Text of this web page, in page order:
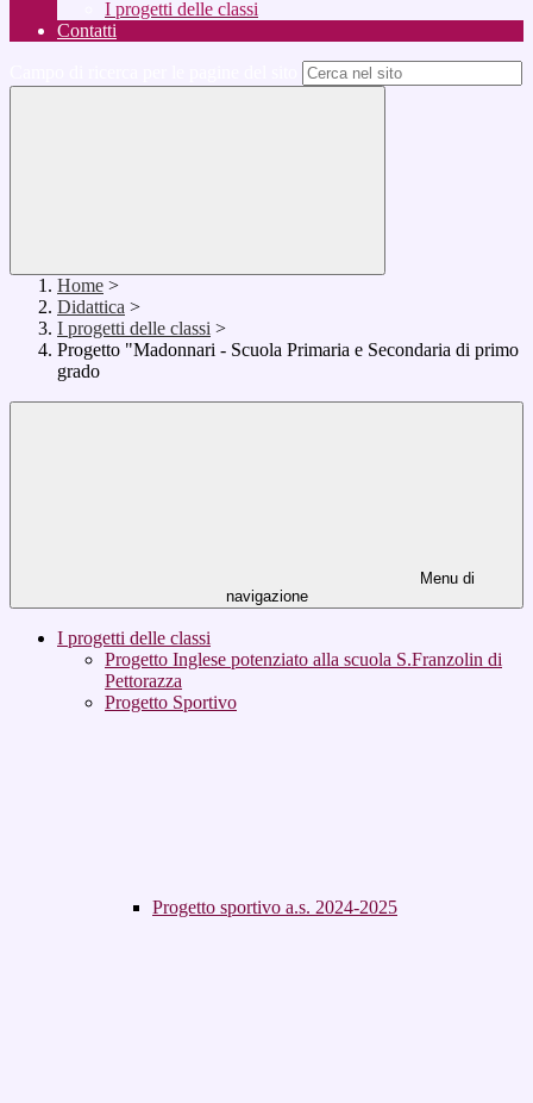
I progetti delle classi
Contatti
Home >
Didattica >
I progetti delle classi >
Progetto "Madonnari - Scuola Primaria e Secondaria di primo
grado
Menu di
navigazione
I progetti delle classi
Progetto Inglese potenziato alla scuola S.Franzolin di
Pettorazza
Progetto Sportivo
Progetto sportivo a.s. 2024-2025